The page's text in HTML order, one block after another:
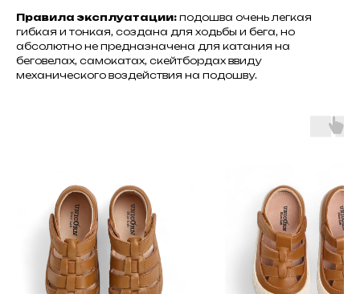
Правила эксплуатации: подошва очень легкая
гибкая и тонкая, создана для ходьбы и бега, но
абсолютно не предназначена для катания на
беговелах, самокатах, скейтбордах ввиду
механического воздействия на подошву.